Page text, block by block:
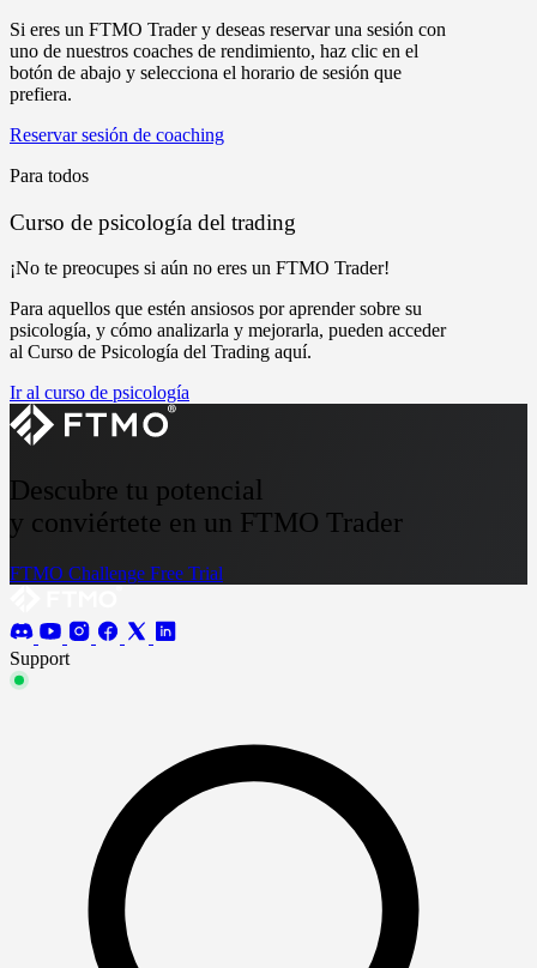
Si eres un FTMO Trader y deseas reservar una sesión con
uno de nuestros coaches de rendimiento, haz clic en el
botón de abajo y selecciona el horario de sesión que
prefiera.
Reservar sesión de coaching
Para todos
Curso de psicología del trading
¡No te preocupes si aún no eres un FTMO Trader!
Para aquellos que estén ansiosos por aprender sobre su
psicología, y cómo analizarla y mejorarla, pueden acceder
al Curso de Psicología del Trading aquí.
Ir al curso de psicología
Descubre tu potencial
y conviértete en un FTMO Trader
FTMO Challenge Free Trial
Support